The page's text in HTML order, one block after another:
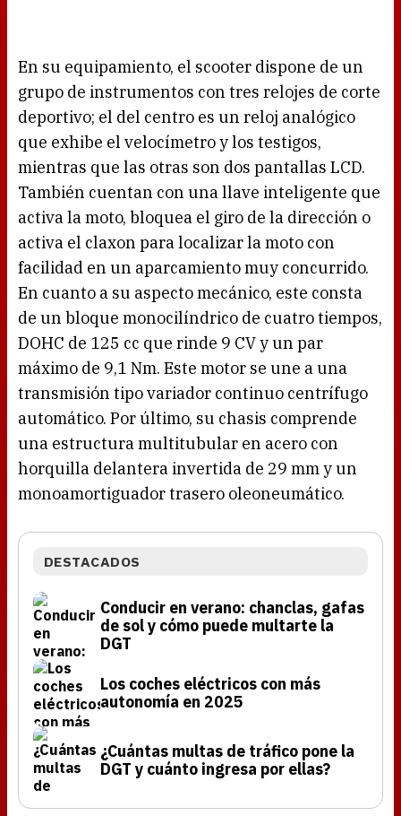
En su equipamiento, el scooter dispone de un
grupo de instrumentos con tres relojes de corte
deportivo; el del centro es un reloj analógico
que exhibe el velocímetro y los testigos,
mientras que las otras son dos pantallas LCD.
También cuentan con una llave inteligente que
activa la moto, bloquea el giro de la dirección o
activa el claxon para localizar la moto con
facilidad en un aparcamiento muy concurrido.
En cuanto a su aspecto mecánico, este consta
de un bloque monocilíndrico de cuatro tiempos,
DOHC de 125 cc que rinde 9 CV y un par
máximo de 9,1 Nm. Este motor se une a una
transmisión tipo variador continuo centrífugo
automático. Por último, su chasis comprende
una estructura multitubular en acero con
horquilla delantera invertida de 29 mm y un
monoamortiguador trasero oleoneumático.
DESTACADOS
Conducir en verano: chanclas, gafas
de sol y cómo puede multarte la
DGT
Los coches eléctricos con más
autonomía en 2025
¿Cuántas multas de tráfico pone la
DGT y cuánto ingresa por ellas?